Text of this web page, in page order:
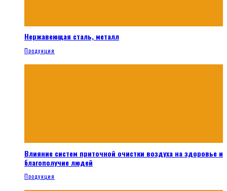
Нержавеющая сталь, металл
Продукция
Влияние систем приточной очистки воздуха на здоровье и
благополучие людей
Продукция